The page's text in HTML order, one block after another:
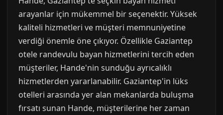
arayanlar için mükemmel bir seçenektir. Yüksek
kaliteli hizmetleri ve müşteri memnuniyetine
verdiği önemle öne çıkıyor. Özellikle Gaziantep
otele randevulu bayan hizmetlerini tercih eden
müşteriler, Hande'nin sunduğu ayrıcalıklı
hizmetlerden yararlanabilir. Gaziantep'in lüks
otelleri arasında yer alan mekanlarda buluşma
fırsatı sunan Hande, müşterilerine her zaman